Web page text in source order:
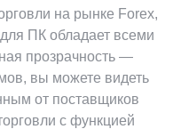
на рынке Forex,
ПК обладает всеми
прозрачность —
вы можете видеть
от поставщиков
с функцией